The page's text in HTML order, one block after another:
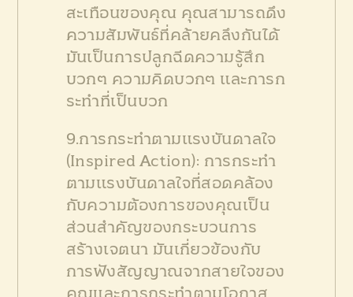
สะเทือนของคุณ คุณสามารถดึง
ความสัมพันธ์ที่คล้ายคลึงกันได้
มันเป็นการปลูกฉีดความรู้สึก
บวกๆ ความคิดบวกๆ และการก
ระทำที่เป็นบวก
9.การกระทำตามแรงบันดาลใจ
(Inspired Action): การกระทำ
ตามแรงบันดาลใจที่สอดคล้อง
กับความต้องการของคุณเป็น
ส่วนสำคัญของกระบวนการ
สร้างเจตนา มันเกี่ยวข้องกับ
การฟังสัญญาณจากสายใจของ
คุณและการกระทำตามโอกาส